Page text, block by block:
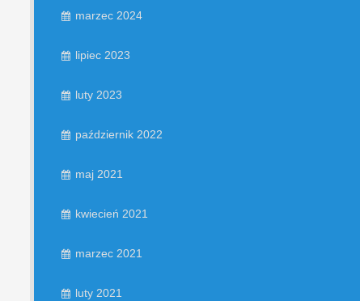
marzec 2024
lipiec 2023
luty 2023
październik 2022
maj 2021
kwiecień 2021
marzec 2021
luty 2021